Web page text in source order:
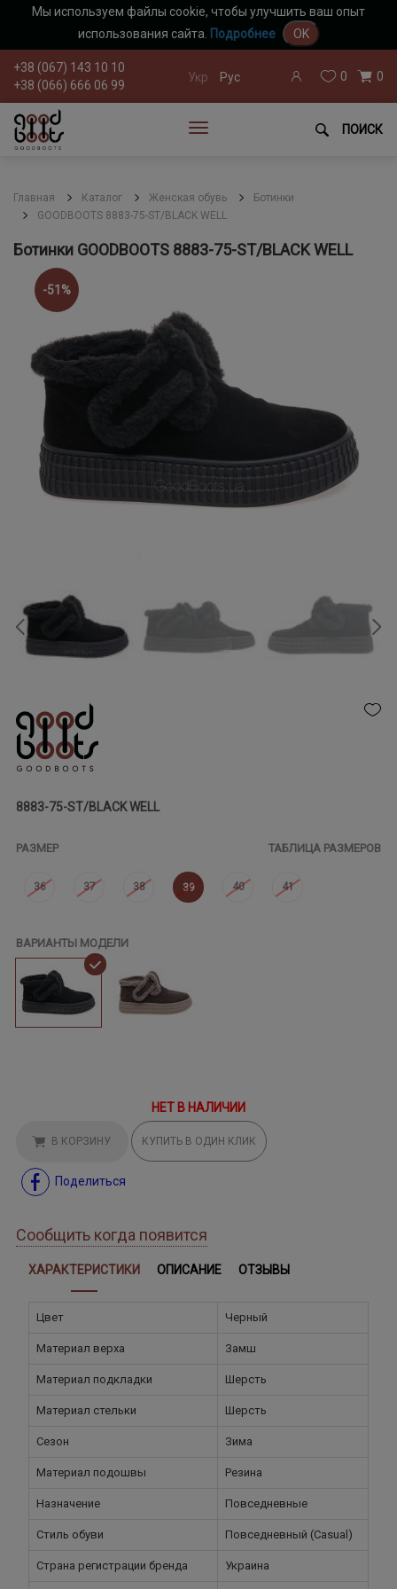
Мы используем файлы cookie, чтобы улучшить ваш опыт
использования сайта. Подробнее OK
+38 (067) 143 10 10
+38 (066) 666 06 99
Укр Рус 0 0
ПОИСК
Главная Каталог Женская обувь
Ботинки
GOODBOOTS 8883-75-ST/BLACK WELL
Ботинки GOODBOOTS 8883-75-ST/BLACK WELL
-51%
8883-75-ST/BLACK WELL
РАЗМЕР ТАБЛИЦА РАЗМЕРОВ
36 37 38 39 40 41
ВАРИАНТЫ МОДЕЛИ
НЕТ В НАЛИЧИИ
В КОРЗИНУ КУПИТЬ В ОДИН КЛИК
Поделиться
Сообщить когда появится
ХАРАКТЕРИСТИКИ ОПИСАНИЕ ОТЗЫВЫ
Цвет Черный
Материал верха Замш
Материал подкладки Шерсть
Материал стельки Шерсть
Сезон Зима
Материал подошвы Резина
Назначение Повседневные
Стиль обуви Повседневный (Casual)
Страна регистрации бренда Украина